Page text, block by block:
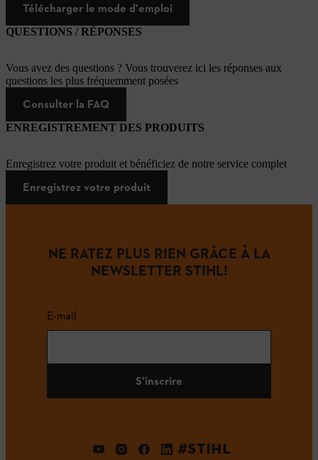
Télécharger le mode d'emploi
QUESTIONS / RÉPONSES
Vous avez des questions ? Vous trouverez ici les réponses aux
questions les plus fréquemment posées
Consulter la FAQ
ENREGISTREMENT DES PRODUITS
Enregistrez votre produit et bénéficiez de notre service complet
Enregistrez votre produit
NE RATEZ PLUS RIEN GRÂCE À LA
NEWSLETTER STIHL!
E-mail
S'inscrire
#STIHL